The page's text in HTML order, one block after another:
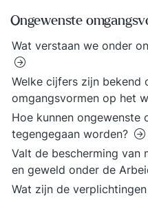
Ongewenste
Wat verstaan we onder
Welke cijfers zijn bekend
omgangsvormen op het
Hoe kunnen ongewenste
tegengegaan worden?
Valt de bescherming van
en geweld onder de
Wat zijn de